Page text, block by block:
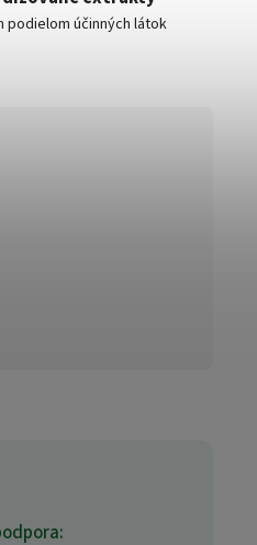
podielom účinných látok